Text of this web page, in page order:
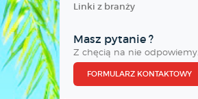
Linki z branży
Masz pytanie ?
Z chęcią na nie odpowiemy.
FORMULARZ KONTAKTOWY